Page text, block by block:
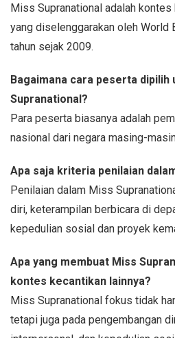
Miss Supranational adalah
yang diselenggarakan oleh
tahun sejak 2009.
Bagaimana cara peserta
Supranational?
Para peserta biasanya adalah
nasional dari negara masing-
Apa saja kriteria penilaian
Penilaian dalam Miss
diri, keterampilan berbicara di
kepedulian sosial dan proyek
Apa yang membuat Miss
kontes kecantikan lainnya?
Miss Supranational fokus tidak
tetapi juga pada pengembangan